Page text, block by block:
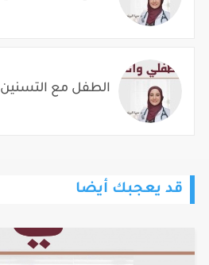
الطفل مع التسنين
قد يعجبك أيضا